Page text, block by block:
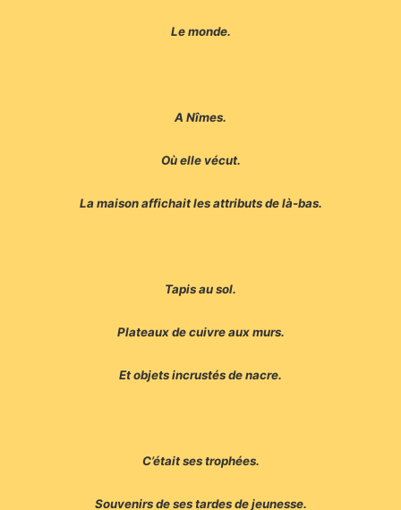
Le monde.
A Nîmes.
Où elle vécut.
La maison affichait les attributs de là-bas.
Tapis au sol.
Plateaux de cuivre aux murs.
Et objets incrustés de nacre.
C’était ses trophées.
Souvenirs de ses tardes de jeunesse.